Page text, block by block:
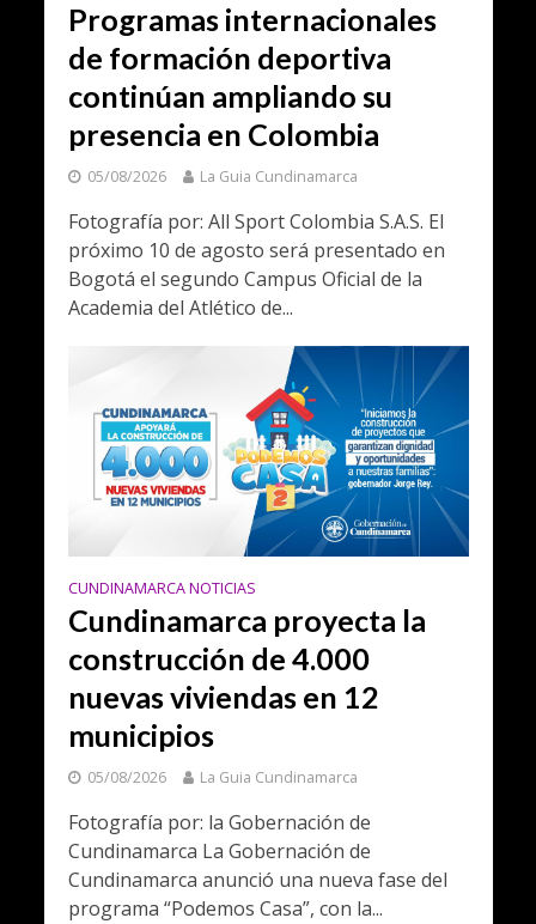
Programas internacionales
de formación deportiva
continúan ampliando su
presencia en Colombia
05/08/2026 La Guia Cundinamarca
Fotografía por: All Sport Colombia S.A.S. El
próximo 10 de agosto será presentado en
Bogotá el segundo Campus Oficial de la
Academia del Atlético de...
CUNDINAMARCA NOTICIAS
Cundinamarca proyecta la
construcción de 4.000
nuevas viviendas en 12
municipios
05/08/2026 La Guia Cundinamarca
Fotografía por: la Gobernación de
Cundinamarca La Gobernación de
Cundinamarca anunció una nueva fase del
programa “Podemos Casa”, con la...